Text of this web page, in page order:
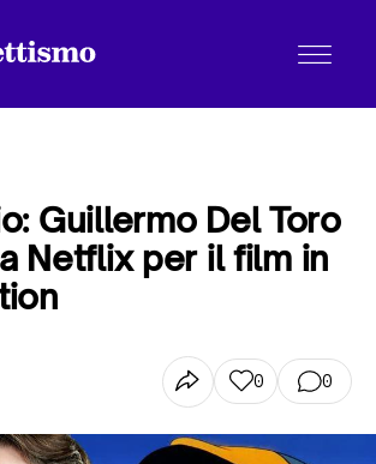
Guillermo Del Toro
Netflix per il film in
0 0